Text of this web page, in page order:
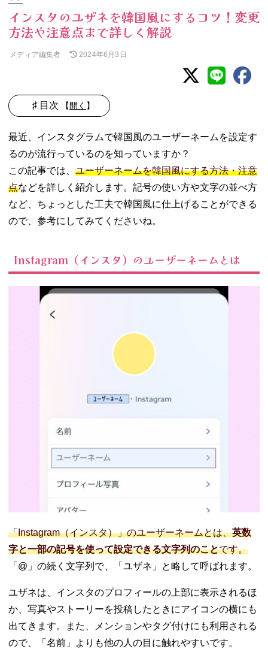
インスタのユザネを韓国風にするコツ！変更
方法や注意点まで詳しく解説
メディア編集者 2024年6月3日
♯ 目次 【開く 】
Instagram（イン
スタ）のユーザ
ーネームとは
02. 韓国風のかわ
ザネの作り方
− 言葉の合
る
「2」でハー
トを作る
− 「I am」を
つける
− 生年月日
を入れる
を連続させ
03. 韓国の有名人
のユザネを参考
にするのもあ
04. インスタのユ
ザネ（ユーザー
ネーム）を変更
する方法
− スマホア
最近、インスタグラムで韓国風のユーザーネームを設定す
るのが流行っているのを知っていますか？
この記事では、 ユーザーネームを韓国風にする方法・注意
点などを詳しく紹介します。記号の使い方や文字の並べ方
など、ちょっとした工夫で韓国風に仕上げることができる
ので、参考にしてみてくださいね。
Instagram（インスタ）のユーザーネームとは
「Instagram（インスタ）」のユーザーネームとは、英数
字と一部の記号を使って設定できる文字列のことです。
「@」の続く文字列で、「ユザネ」と略して呼ばれます。
ユザネは、インスタのプロフィールの上部に表示されるほ
か、写真やストーリーを投稿したときにアイコンの横にも
出てきます。また、メンションやタグ付けにも利用される
ので、「名前」よりも他の人の目に触れやすいです。